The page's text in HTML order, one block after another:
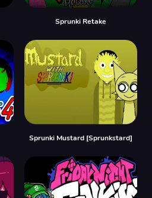
Sprunki Retake
Sprunki Mustard [Sprunkstard]